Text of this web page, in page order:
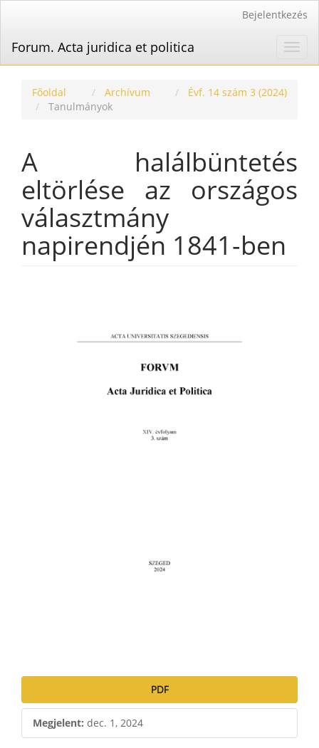
Content
Sidebar
Bejelentkezés
Forum. Acta juridica et politica
Főoldal Archívum
Évf. 14 szám 3 (2024)
Tanulmányok
A halálbüntetés
eltörlése az országos
választmány
napirendjén 1841-ben
PDF
Megjelent: dec. 1, 2024